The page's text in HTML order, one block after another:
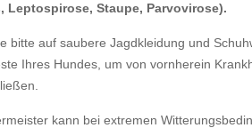
Leptospirose, Staupe, Parvovirose).
bitte auf saubere Jagdkleidung und
Ihres Hundes, um von vornherein
kann bei extremen